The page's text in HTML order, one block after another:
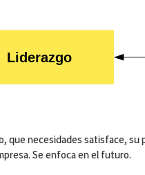
que necesidades satisface, su
Se enfoca en el futuro.